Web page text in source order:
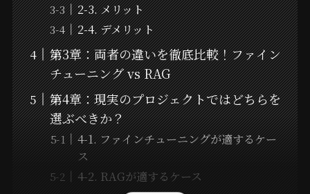
2-3. メリット
2-4. デメリット
第3章：両者の違いを徹底比較！ファイン
チューニング vs RAG
第4章：現実のプロジェクトではどちらを
選ぶべきか？
4-1. ファインチューニングが適するケー
ス
4-2. RAGが適するケース